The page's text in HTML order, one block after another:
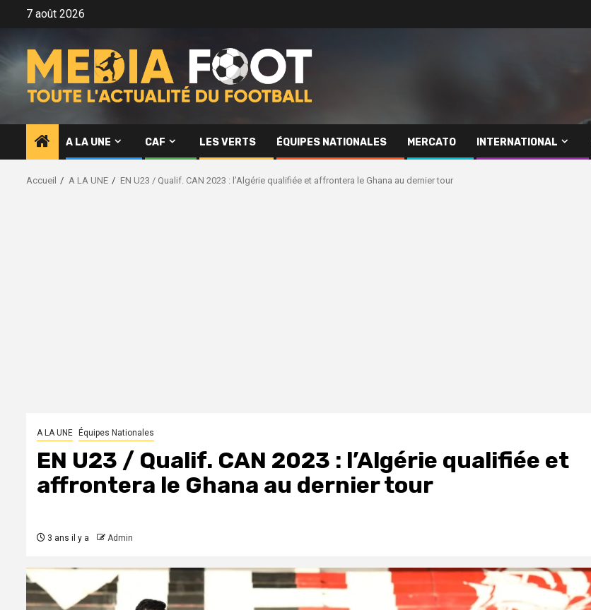
7 août 2026
A LA UNE CAF LES VERTS ÉQUIPES NATIONALES MERCATO INTERNATIONAL
Accueil A LA UNE EN U23 / Qualif. CAN 2023 : l’Algérie qualifiée et affrontera le Ghana au dernier tour
A LA UNE Équipes Nationales
EN U23 / Qualif. CAN 2023 : l’Algérie qualifiée et
affrontera le Ghana au dernier tour
3 ans il y a Admin